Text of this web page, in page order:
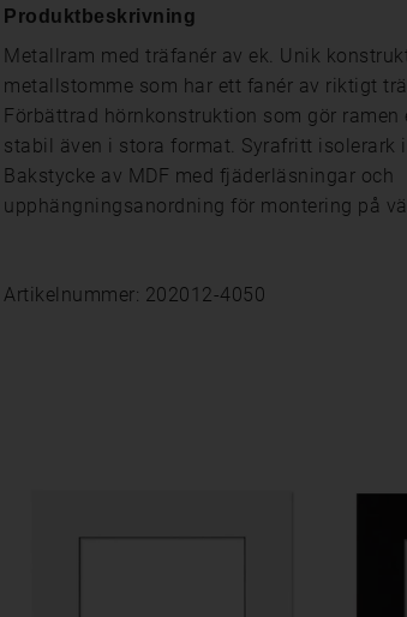
Produktbeskrivning
Metallram med träfanér av ek. Unik
metallstomme som har ett fanér av riktigt trä.
Förbättrad hörnkonstruktion som gör ramen
stabil även i stora format. Syrafritt isolerark
Bakstycke av MDF med fjäderläsningar och
upphängningsanordning för montering på
Artikelnummer: 202012-4050